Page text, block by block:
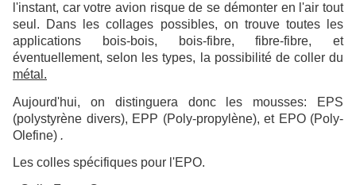
l'instant, car votre avion risque de se démonter en l'air tout
seul. Dans les collages possibles, on trouve toutes les
applications bois-bois, bois-fibre, fibre-fibre, et
éventuellement, selon les types, la possibilité de coller du
métal.
Aujourd'hui, on distinguera donc les mousses: EPS
(polystyrène divers), EPP (Poly-propylène), et EPO (Poly-
Olefine) .
Les colles spécifiques pour l'EPO.